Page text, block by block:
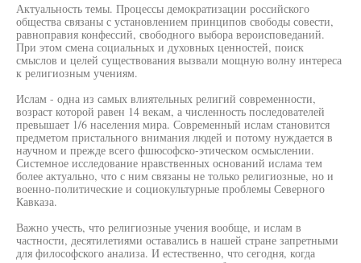
Актуальность темы. Процессы демократизации российского
общества связаны с установлением принципов свободы совести,
равноправия конфессий, свободного выбора вероисповеданий.
При этом смена социальных и духовных ценностей, поиск
смыслов и целей существования вызвали мощную волну интереса
к религиозным учениям.
Ислам - одна из самых влиятельных религий современности,
возраст которой равен 14 векам, а численность последователей
превышает 1/6 населения мира. Современный ислам становится
предметом пристального внимания людей и потому нуждается в
научном и прежде всего фшюсофско-этическом осмыслении.
Системное исследование нравственных оснований ислама тем
более актуально, что с ним связаны не только религиозные, но и
военно-политические и социокультурные проблемы Северного
Кавказа.
Важно учесть, что религиозные учения вообще, и ислам в
частности, десятилетиями оставались в нашей стране запретными
для философского анализа. И естественно, что сегодня, когда